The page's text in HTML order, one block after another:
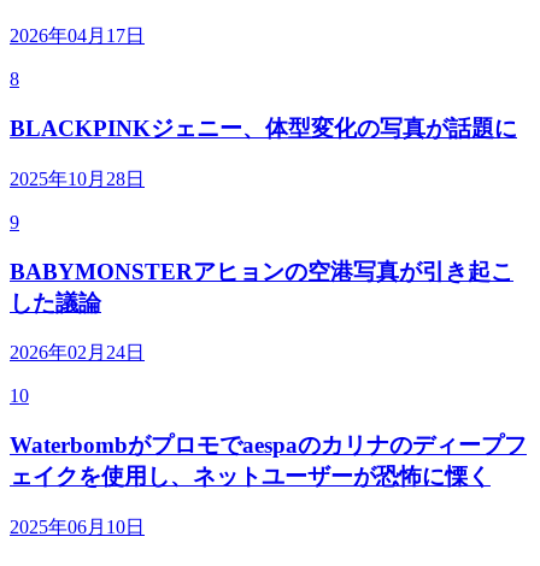
2026年04月17日
8
BLACKPINKジェニー、体型変化の写真が話題に
2025年10月28日
9
BABYMONSTERアヒョンの空港写真が引き起こ
した議論
2026年02月24日
10
Waterbombがプロモでaespaのカリナのディープフ
ェイクを使用し、ネットユーザーが恐怖に慄く
2025年06月10日